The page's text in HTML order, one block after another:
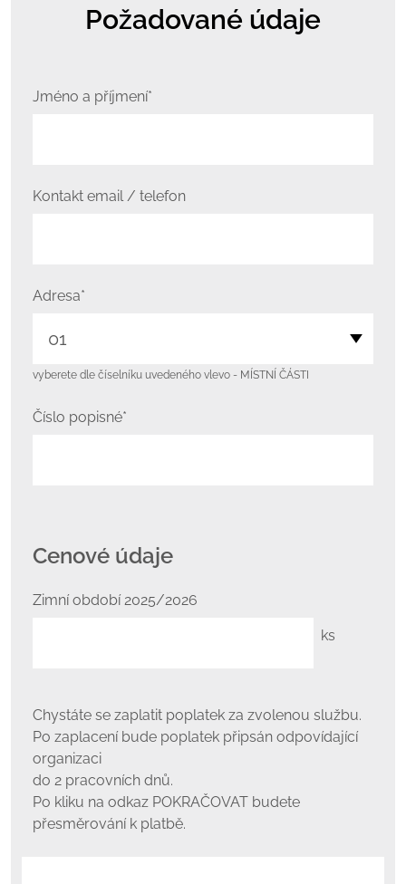
Požadované údaje
Jméno a příjmení*
Kontakt email / telefon
Adresa*
vyberete dle číselníku uvedeného vlevo - MÍSTNÍ ČÁSTI
Číslo popisné*
Cenové údaje
Zimní období 2025/2026
ks
Chystáte se zaplatit poplatek za zvolenou službu.
Po zaplacení bude poplatek připsán odpovídající
organizaci
do 2 pracovních dnů.
Po kliku na odkaz POKRAČOVAT budete
přesměrování k platbě.